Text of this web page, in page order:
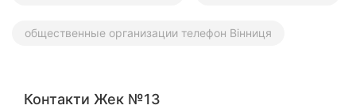
Ужгород
общественные организации телефон Вінниця
Контакти Жек №13